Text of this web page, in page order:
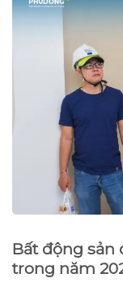
Bất động sản
trong năm